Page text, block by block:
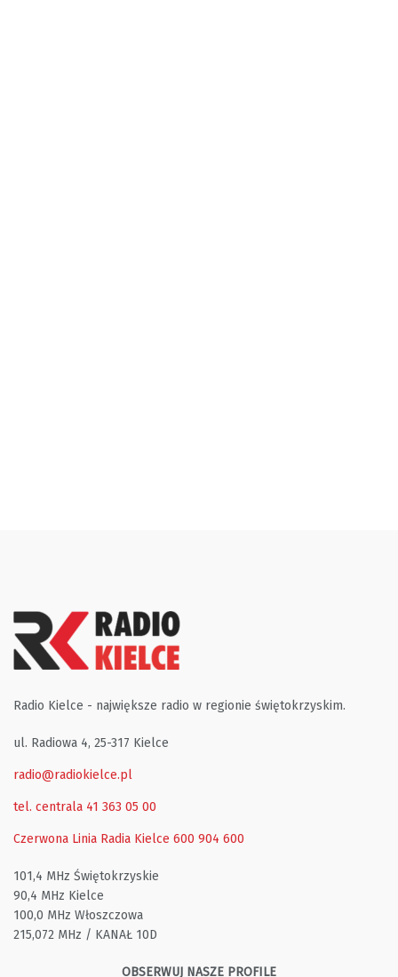
Radio Kielce - największe radio w regionie świętokrzyskim.
ul. Radiowa 4, 25-317 Kielce
radio@radiokielce.pl
tel. centrala 41 363 05 00
Czerwona Linia Radia Kielce 600 904 600
101,4 MHz Świętokrzyskie
90,4 MHz Kielce
100,0 MHz Włoszczowa
215,072 MHz / KANAŁ 10D
OBSERWUJ NASZE PROFILE